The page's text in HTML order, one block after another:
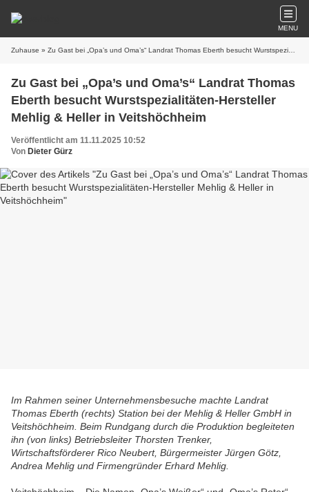
MENU
Zuhause » Zu Gast bei „Opa’s und Oma’s“ Landrat Thomas Eberth besucht Wurstspezialitäten-Hersteller Mehlig & Heller in Veitshöchheim
Zu Gast bei „Opa’s und Oma’s“ Landrat Thomas
Eberth besucht Wurstspezialitäten-Hersteller
Mehlig & Heller in Veitshöchheim
Veröffentlicht am 11.11.2025 10:52
Von Dieter Gürz
Im Rahmen seiner Unternehmensbesuche machte Landrat
Thomas Eberth (rechts) Station bei der Mehlig & Heller GmbH in
Veitshöchheim. Beim Rundgang durch die Produktion begleiteten
ihn (von links) Betriebsleiter Thorsten Trenker,
Wirtschaftsförderer Rico Neubert, Bürgermeister Jürgen Götz,
Andrea Mehlig und Firmengründer Erhard Mehlig.